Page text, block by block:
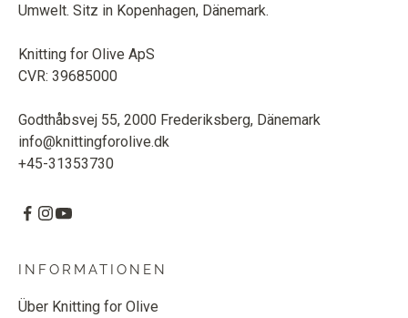
Umwelt. Sitz in Kopenhagen, Dänemark.
Knitting for Olive ApS
CVR: 39685000
Godthåbsvej 55, 2000 Frederiksberg, Dänemark
info@knittingforolive.dk
+45-31353730
INFORMATIONEN
Über Knitting for Olive